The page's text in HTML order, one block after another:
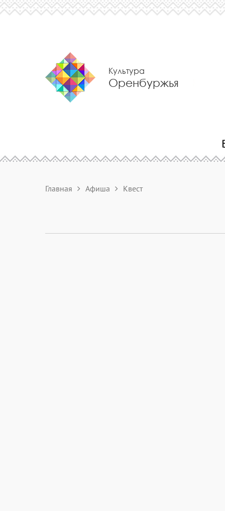
Культура
Оренбуржья
Главная Афиша Квест